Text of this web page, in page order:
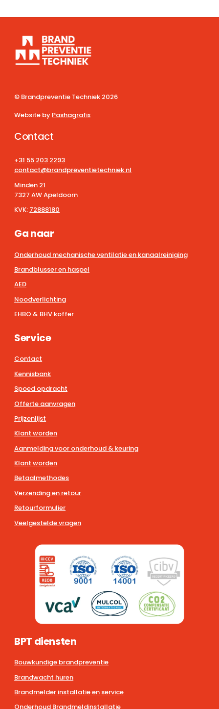
© Brandpreventie Techniek 2026
Website by Pashagrafix
Contact
+31 55 203 2293
contact@brandpreventietechniek.nl
Minden 21
7327 AW Apeldoorn
KVK: 72888180
Ga naar
Onderhoud mechanische ventilatie en kanaalreiniging
Brandblusser en haspel
AED
Noodverlichting
EHBO & BHV koffer
Service
Contact
Kennisbank
Spoed opdracht
Offerte aanvragen
Prijzenlijst
Klant worden
Aanmelding voor onderhoud & keuring
Klant worden
Betaalmethodes
Verzending en retour
Retourformulier
Veelgestelde vragen
BPT diensten
Bouwkundige brandpreventie
Brandwacht huren
Brandmelder installatie en service
Onderhoud Brandmeldinstallatie